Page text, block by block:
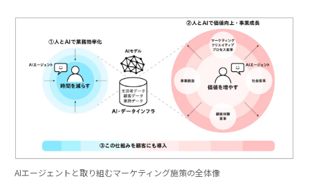
AIエージェントと取り組むマーケティング施策の全体像